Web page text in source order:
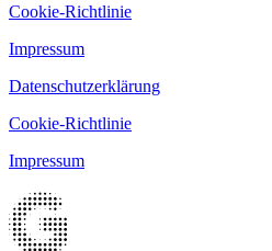
Cookie-Richtlinie
Impressum
Datenschutzerklärung
Cookie-Richtlinie
Impressum